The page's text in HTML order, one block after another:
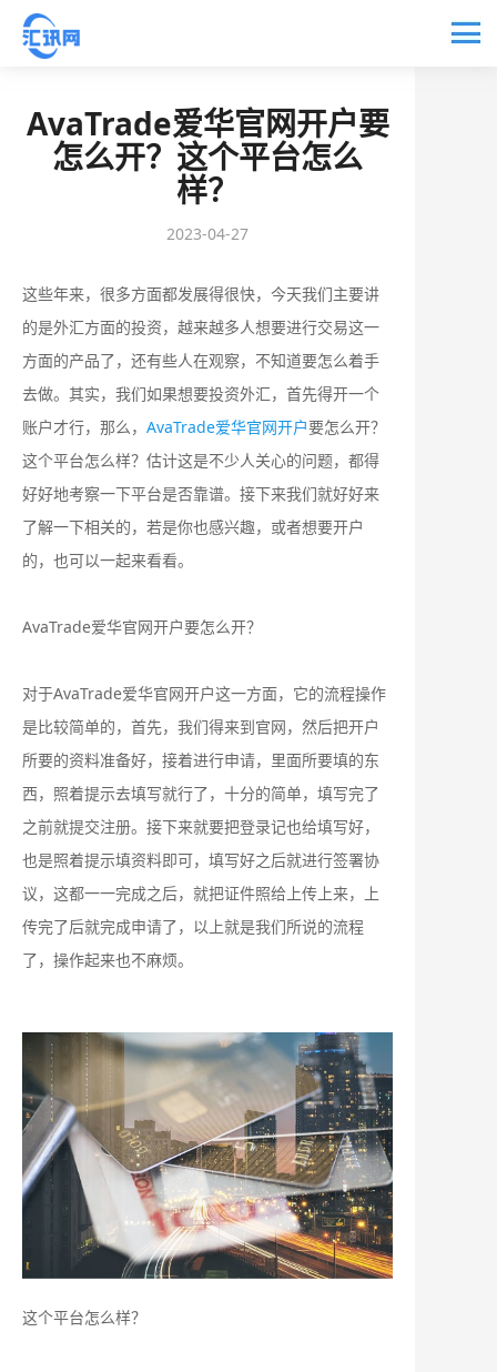
AvaTrade爱华官网开户要
怎么开？这个平台怎么
样？
2023-04-27
这些年来，很多方面都发展得很快，今天我们主要讲
的是外汇方面的投资，越来越多人想要进行交易这一
方面的产品了，还有些人在观察，不知道要怎么着手
去做。其实，我们如果想要投资外汇，首先得开一个
账户才行，那么， AvaTrade爱华官网开户要怎么开？
这个平台怎么样？估计这是不少人关心的问题，都得
好好地考察一下平台是否靠谱。接下来我们就好好来
了解一下相关的，若是你也感兴趣，或者想要开户
的，也可以一起来看看。
AvaTrade爱华官网开户要怎么开？
对于AvaTrade爱华官网开户这一方面，它的流程操作
是比较简单的，首先，我们得来到官网，然后把开户
所要的资料准备好，接着进行申请，里面所要填的东
西，照着提示去填写就行了，十分的简单，填写完了
之前就提交注册。接下来就要把登录记也给填写好，
也是照着提示填资料即可，填写好之后就进行签署协
议，这都一一完成之后，就把证件照给上传上来，上
传完了后就完成申请了，以上就是我们所说的流程
了，操作起来也不麻烦。
这个平台怎么样？